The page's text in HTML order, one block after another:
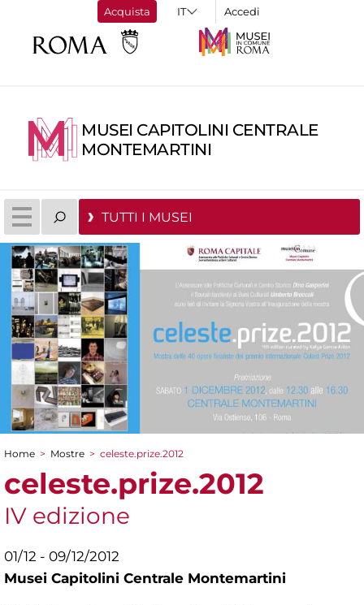
Acquista Accedi
MUSEI CAPITOLINI CENTRALE
MONTEMARTINI
TUTTI I MUSEI
Tu sei qui
Home > Mostre > celeste.prize.2012
celeste.prize.2012
IV edizione
01/12 - 09/12/2012
Musei Capitolini Centrale Montemartini